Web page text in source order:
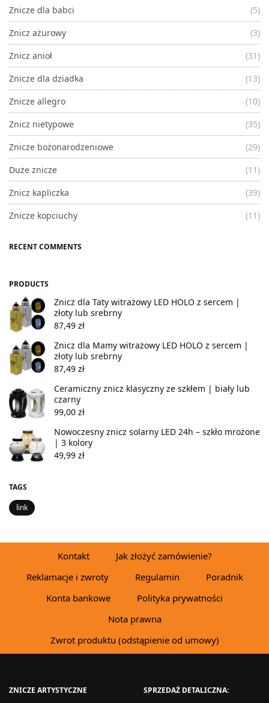
Znicze dla babci
(5)
Znicz ażurowy
(3)
Znicz anioł
(31)
Znicze dla dziadka
(13)
Znicze allegro
(10)
Znicz nietypowe
(35)
Znicze bożonarodzeniowe
(29)
Duże znicze
(11)
Znicz kapliczka
(39)
Znicze kopciuchy
(11)
RECENT COMMENTS
PRODUCTS
Znicz dla Taty witrażowy LED HOLO z sercem |
złoty lub srebrny
87,49 zł
Znicz dla Mamy witrażowy LED HOLO z sercem |
złoty lub srebrny
87,49 zł
Ceramiczny znicz klasyczny ze szkłem | biały lub
czarny
99,00 zł
Nowoczesny znicz solarny LED 24h – szkło mrożone
| 3 kolory
49,99 zł
TAGS
link
Kontakt
Jak złożyć zamówienie?
Reklamacje i zwroty
Regulamin
Poradnik
Konta bankowe
Polityka prywatności
Nota prawna
Zwrot produktu (odstąpienie od umowy)
ZNICZE ARTYSTYCZNE SPRZEDAŻ DETALICZNA: